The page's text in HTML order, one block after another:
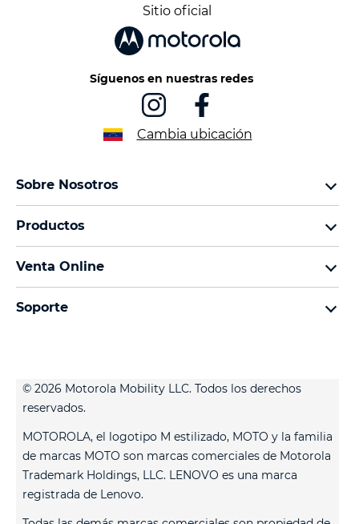
Sitio oficial
Síguenos en nuestras redes
Cambia ubicación
Sobre Nosotros
Términos de uso
Aviso de Privacidad de Producto
Aviso de Privacidad Web
Productos
Motorola Edge
Familia moto e
Venta Online
Soporte
Controladores
Contáctanos
Servicio Técnico
Estatus de tu reparación
© 2026 Motorola Mobility LLC. Todos los derechos
reservados.
MOTOROLA, el logotipo M estilizado, MOTO y la familia
de marcas MOTO son marcas comerciales de Motorola
Trademark Holdings, LLC. LENOVO es una marca
registrada de Lenovo.